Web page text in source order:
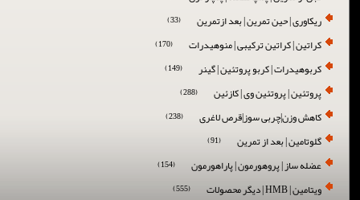
ریکاوری | حین تمرین | بعد ازتمرین (33)
کراتین | کراتین ترکیبی | منوهیدرات (170)
کربوهیدرات | کربو پروتئین | گینر (149)
پروتئین | پروتئین وی | کازئین (288)
کاهش وزن|چربی سوز|قرص لاغری (238)
گلوتامین | بعد از تمرین (91)
عضله ساز | پروهورمون | پاراهورمون (154)
ویتامین | HMB | دیگر محصولات (555)